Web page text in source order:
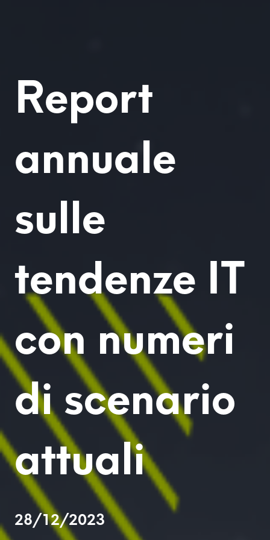
Report
annuale
sulle
tendenze IT
con numeri
di scenario
attuali
28/12/2023